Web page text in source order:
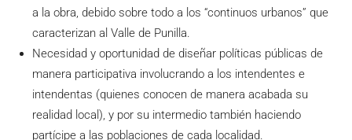
a la obra, debido sobre todo a los “continuos urbanos” que
caracterizan al Valle de Punilla.
Necesidad y oportunidad de diseñar políticas públicas de
manera participativa involucrando a los intendentes e
intendentas (quienes conocen de manera acabada su
realidad local), y por su intermedio también haciendo
partícipe a las poblaciones de cada localidad.